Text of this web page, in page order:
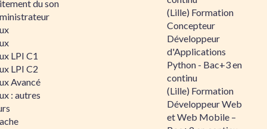
du son
LPI C1
LPI C2
Avancé
: autres
(Lille) Formation
Concepteur
Développeur
d'Applications
Python - Bac+3 en
continu
(Lille) Formation
Développeur Web
et Web Mobile –